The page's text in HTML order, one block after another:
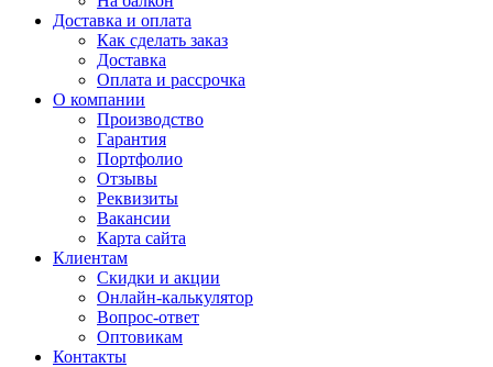
Доставка и оплата
Как сделать заказ
Доставка
Оплата и рассрочка
О компании
Производство
Гарантия
Портфолио
Отзывы
Реквизиты
Вакансии
Карта сайта
Клиентам
Скидки и акции
Онлайн-калькулятор
Вопрос-ответ
Оптовикам
Контакты